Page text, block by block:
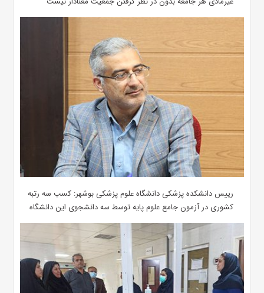
رییس دانشکده پزشکی دانشگاه علوم پزشکی بوشهر: کسب سه رتبه
کشوری در آزمون جامع علوم پایه توسط سه دانشجوی این دانشگاه